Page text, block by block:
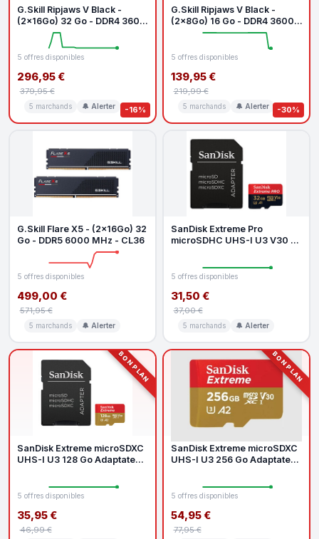
-16%
G.Skill Ripjaws V Black -
(2x16Go) 32 Go - DDR4 3600
MHz - CL16
5 offres disponibles
296,95 €
379,95 €
5 marchands 🔔 Alerter -30%
G.Skill Ripjaws V Black -
(2x8Go) 16 Go - DDR4 3600
MHz - CL18
5 offres disponibles
139,95 €
219,99 €
5 marchands 🔔 Alerter
G.Skill Flare X5 - (2x16Go) 32
Go - DDR5 6000 MHz - CL36
5 offres disponibles
499,00 €
571,95 €
5 marchands 🔔 Alerter
SanDisk Extreme Pro
microSDHC UHS-I U3 V30 A1
5 offres disponibles
31,50 €
37,00 €
5 marchands 🔔 Alerter
BON PLAN
SanDisk Extreme microSDXC
UHS-I U3 128 Go Adaptateur
5 offres disponibles
35,95 €
46,99 €
BON PLAN
SanDisk Extreme microSDXC
UHS-I U3 256 Go Adaptateur
5 offres disponibles
54,95 €
77,95 €